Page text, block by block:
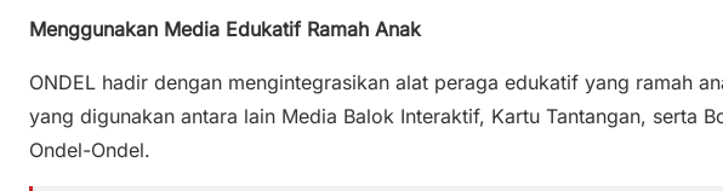
Menggunakan Media Edukatif Ramah Anak
ONDEL hadir dengan mengintegrasikan alat peraga edukatif yang ramah
yang digunakan antara lain Media Balok Interaktif, Kartu Tantangan, serta
Ondel-Ondel.